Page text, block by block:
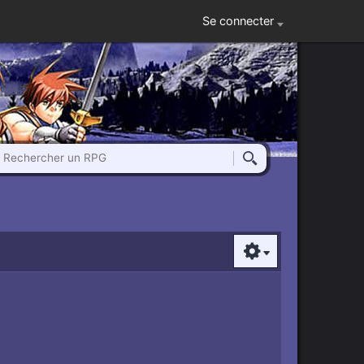
Se connecter
un RPG
Rechercher
Options